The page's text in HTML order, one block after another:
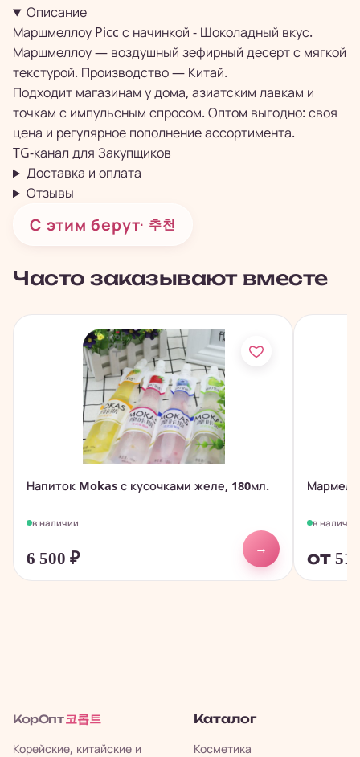
Описание
Маршмеллоу Picc с начинкой - Шоколадный вкус.
Маршмеллоу — воздушный зефирный десерт с мягкой
текстурой. Производство — Китай.
Подходит магазинам у дома, азиатским лавкам и
точкам с импульсным спросом. Оптом выгодно: своя
цена и регулярное пополнение ассортимента.
TG-канал для Закупщиков
Доставка и оплата
Отзывы
С этим берут· 추천
Часто заказывают вместе
Напиток Mokas с кусочками желе, 180мл.
в наличии
6 500 ₽
→
в наличии
от
КорОпт 코롭트
Корейские, китайские и
Каталог
Косметика